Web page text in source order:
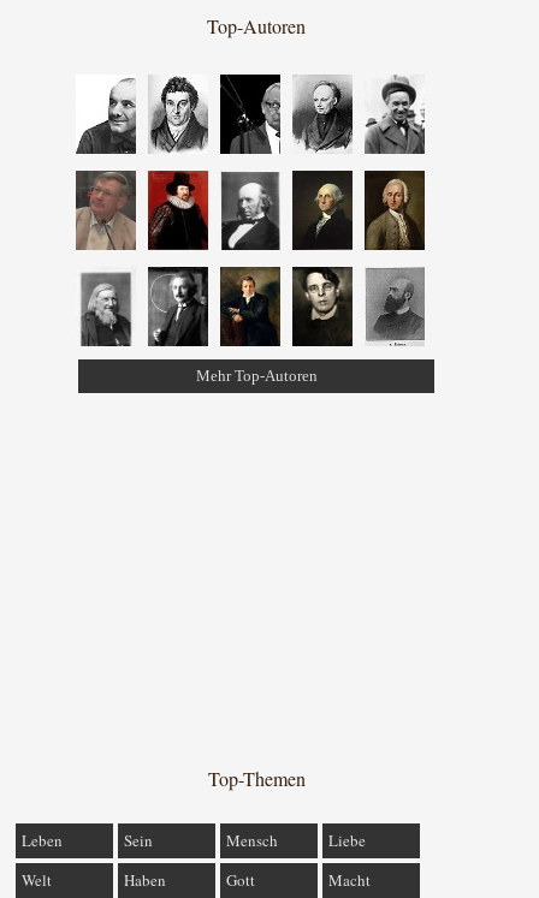
Top-Autoren
Mehr Top-Autoren
Top-Themen
Leben Sein Mensch
Liebe
Welt
Haben Gott Macht